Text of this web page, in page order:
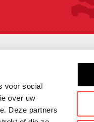
voor social
over uw
Deze partners
CONTACT